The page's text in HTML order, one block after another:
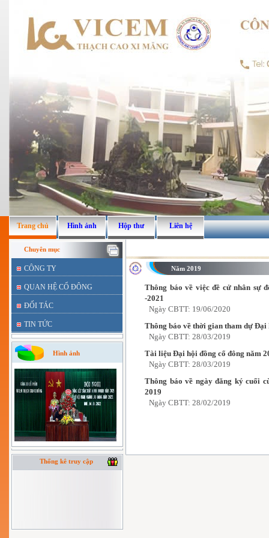
Trang chủ Hình ảnh Hộp thư Liên hệ
Chuyên mục
CÔNG TY
QUAN HỆ CỔ ĐÔNG
ĐỐI TÁC
TIN TỨC
Hình ảnh
Thống kê truy cập
Năm 2019
Thông báo về việc đề cử nhân sự
-2021
Ngày CBTT: 19/06/2020
Thông báo về thời gian tham dự Đại
Ngày CBTT: 28/03/2019
Tài liệu Đại hội đồng cổ đông năm
Ngày CBTT: 28/03/2019
Thông báo về ngày đăng ký cuối
2019
Ngày CBTT: 28/02/2019